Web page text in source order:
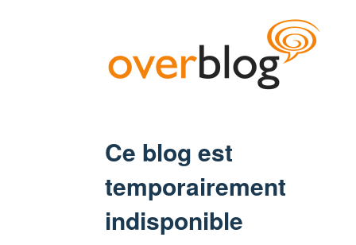
Ce blog est
temporairement
indisponible